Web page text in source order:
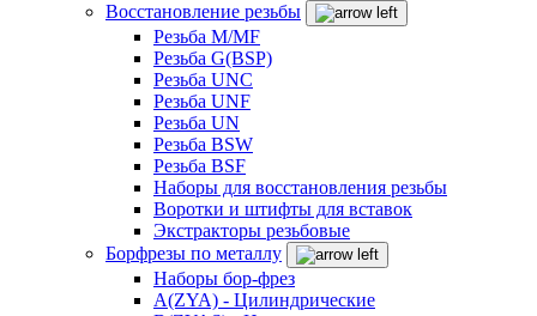
Восстановление резьбы
Резьба M/MF
Резьба G(BSP)
Резьба UNC
Резьба UNF
Резьба UN
Резьба BSW
Резьба BSF
Наборы для восстановления резьбы
Воротки и штифты для вставок
Экстракторы резьбовые
Борфрезы по металлу
Наборы бор-фрез
A(ZYA) - Цилиндрические